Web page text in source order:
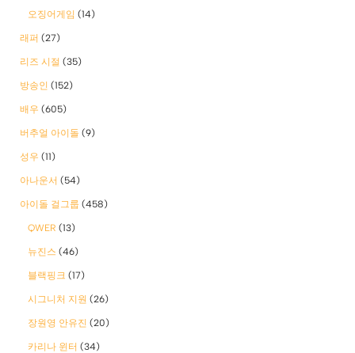
오징어게임 (14)
래퍼 (27)
리즈 시절 (35)
방송인 (152)
배우 (605)
버추얼 아이돌 (9)
성우 (11)
아나운서 (54)
아이돌 걸그룹 (458)
QWER (13)
뉴진스 (46)
블랙핑크 (17)
시그니처 지원 (26)
장원영 안유진 (20)
카리나 윈터 (34)